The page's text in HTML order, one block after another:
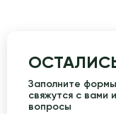
Заполните
свяжутся с вами
вопросы